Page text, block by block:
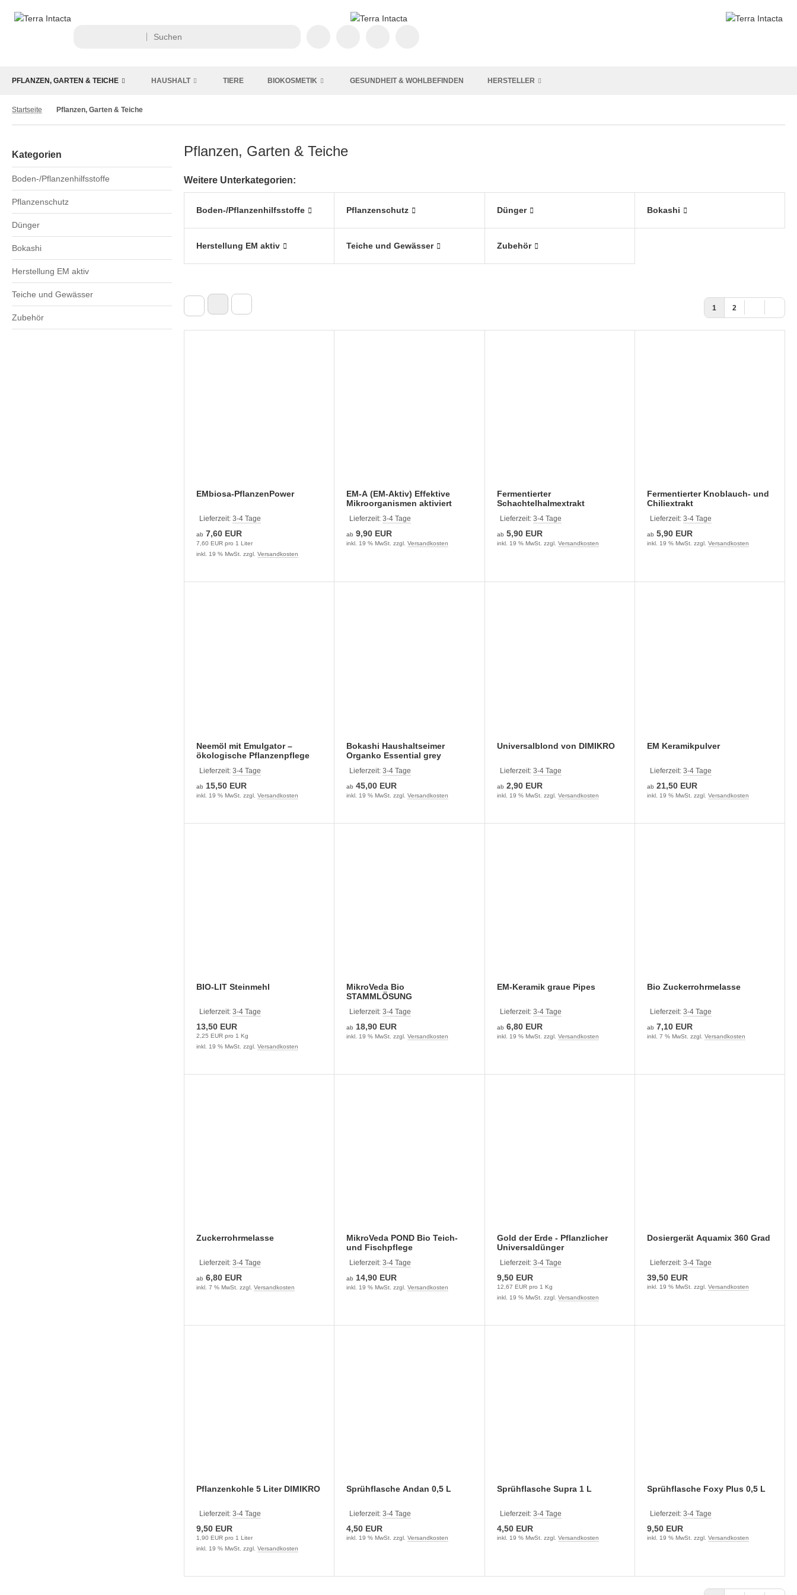
PFLANZEN, GARTEN & TEICHE HAUSHALT TIERE BIOKOSMETIK GESUNDHEIT & WOHLBEFINDEN HERSTELLER
Startseite Pflanzen, Garten & Teiche
Kategorien
Boden-/Pflanzenhilfsstoffe
Pflanzenschutz
Dünger
Bokashi
Herstellung EM aktiv
Teiche und Gewässer
Zubehör
Pflanzen, Garten & Teiche
Weitere Unterkategorien:
Boden-/Pflanzenhilfsstoffe Pflanzenschutz Dünger Bokashi
Herstellung EM aktiv Teiche und Gewässer Zubehör
1 2
EMbiosa-PflanzenPower
Lieferzeit: 3-4 Tage
ab 7,60 EUR
7,60 EUR pro 1 Liter
inkl. 19 % MwSt. zzgl. Versandkosten
EM-A (EM-Aktiv) Effektive
Mikroorganismen aktiviert
Lieferzeit:3-4 Tage
ab 9,90 EUR
inkl. 19 % MwSt. zzgl.Versandkosten
Fermentierter
Schachtelhalmextrakt
Lieferzeit: 3-4 Tage
ab 5,90 EUR
inkl. 19 % MwSt. zzgl. Versandkosten
Fermentierter Knoblauch- und
Chiliextrakt
Lieferzeit: 3-4 Tage
ab 5,90 EUR
inkl. 19 % MwSt. zzgl. Versandkosten
Neemöl mit Emulgator –
ökologische Pflanzenpflege
Lieferzeit: 3-4 Tage
ab 15,50 EUR
inkl. 19 % MwSt. zzgl. Versandkosten
Bokashi Haushaltseimer
Organko Essential grey
Lieferzeit:3-4 Tage
ab 45,00 EUR
inkl. 19 % MwSt. zzgl.Versandkosten
Universalblond von DIMIKRO
Lieferzeit: 3-4 Tage
ab 2,90 EUR
inkl. 19 % MwSt. zzgl. Versandkosten
EM Keramikpulver
Lieferzeit: 3-4 Tage
ab 21,50 EUR
inkl. 19 % MwSt. zzgl. Versandkosten
BIO-LIT Steinmehl
Lieferzeit: 3-4 Tage
13,50 EUR
2,25 EUR pro 1 Kg
inkl. 19 % MwSt. zzgl. Versandkosten
MikroVeda Bio
STAMMLÖSUNG
Lieferzeit:3-4 Tage
ab 18,90 EUR
inkl. 19 % MwSt. zzgl.Versandkosten
EM-Keramik graue Pipes
Lieferzeit: 3-4 Tage
ab 6,80 EUR
inkl. 19 % MwSt. zzgl. Versandkosten
Bio Zuckerrohrmelasse
Lieferzeit: 3-4 Tage
ab 7,10 EUR
inkl. 7 % MwSt. zzgl. Versandkosten
Zuckerrohrmelasse
Lieferzeit: 3-4 Tage
ab 6,80 EUR
inkl. 7 % MwSt. zzgl. Versandkosten
MikroVeda POND Bio Teich-
und Fischpflege
Lieferzeit:3-4 Tage
ab 14,90 EUR
inkl. 19 % MwSt. zzgl.Versandkosten
Gold der Erde - Pflanzlicher
Universaldünger
Lieferzeit: 3-4 Tage
9,50 EUR
12,67 EUR pro 1 Kg
inkl. 19 % MwSt. zzgl. Versandkosten
Dosiergerät Aquamix 360 Grad
Lieferzeit: 3-4 Tage
39,50 EUR
inkl. 19 % MwSt. zzgl. Versandkosten
Pflanzenkohle 5 Liter DIMIKRO
Lieferzeit: 3-4 Tage
9,50 EUR
1,90 EUR pro 1 Liter
inkl. 19 % MwSt. zzgl. Versandkosten
Sprühflasche Andan 0,5 L
Lieferzeit:3-4 Tage
4,50 EUR
inkl. 19 % MwSt. zzgl.Versandkosten
Sprühflasche Supra 1 L
Lieferzeit: 3-4 Tage
4,50 EUR
inkl. 19 % MwSt. zzgl. Versandkosten
Sprühflasche Foxy Plus 0,5 L
Lieferzeit: 3-4 Tage
9,50 EUR
inkl. 19 % MwSt. zzgl. Versandkosten